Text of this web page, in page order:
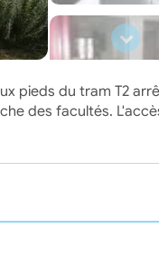
pieds du tram T2
des facultés.